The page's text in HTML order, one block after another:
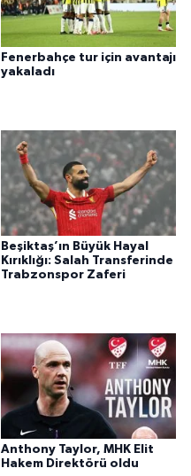
Fenerbahçe tur için avantajı
yakaladı
Beşiktaş’ın Büyük Hayal
Kırıklığı: Salah Transferinde
Trabzonspor Zaferi
Anthony Taylor, MHK Elit
Hakem Direktörü oldu